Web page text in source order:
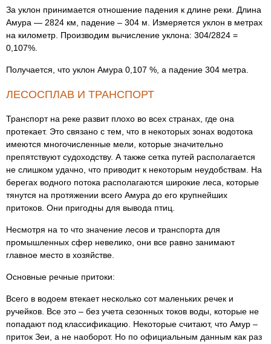
За уклон принимается отношение падения к длине реки. Длина
Амура — 2824 км, падение – 304 м. Измеряется уклон в метрах
на километр. Производим вычисление уклона: 304/2824 =
0,107%.
Получается, что уклон Амура 0,107 %, а падение 304 метра.
ЛЕСОСПЛАВ И ТРАНСПОРТ
Транспорт на реке развит плохо во всех странах, где она
протекает. Это связано с тем, что в некоторых зонах водотока
имеются многочисленные мели, которые значительно
препятствуют судоходству. А также сетка путей располагается
не слишком удачно, что приводит к некоторым неудобствам. На
берегах водного потока располагаются широкие леса, которые
тянутся на протяжении всего Амура до его крупнейших
притоков. Они пригодны для вывода птиц.
Несмотря на то что значение лесов и транспорта для
промышленных сфер невелико, они все равно занимают
главное место в хозяйстве.
Основные речные притоки:
Всего в водоем втекает несколько сот маленьких речек и
ручейков. Все это – без учета сезонных токов воды, которые не
попадают под классификацию. Некоторые считают, что Амур –
приток Зеи, а не наоборот. Но по официальным данным как раз